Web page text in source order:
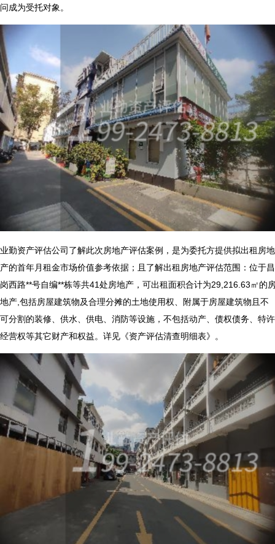
问成为受托对象。
业勤资产评估公司了解此次房地产评估案例，是为委托方提供拟出租房地
产的首年月租金市场价值参考依据；且了解出租房地产评估范围：位于昌
岗西路**号自编**栋等共41处房地产，可出租面积合计为29,216.63㎡的
地产,包括房屋建筑物及合理分摊的土地使用权、附属于房屋建筑物且不
可分割的装修、供水、供电、消防等设施，不包括动产、债权债务、特许
经营权等其它财产和权益。详见《资产评估清查明细表》。